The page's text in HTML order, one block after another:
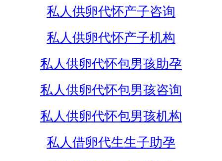
私人供卵代怀产子咨询
私人供卵代怀产子机构
私人供卵代怀包男孩助孕
私人供卵代怀包男孩咨询
私人供卵代怀包男孩机构
私人借卵代生生子助孕